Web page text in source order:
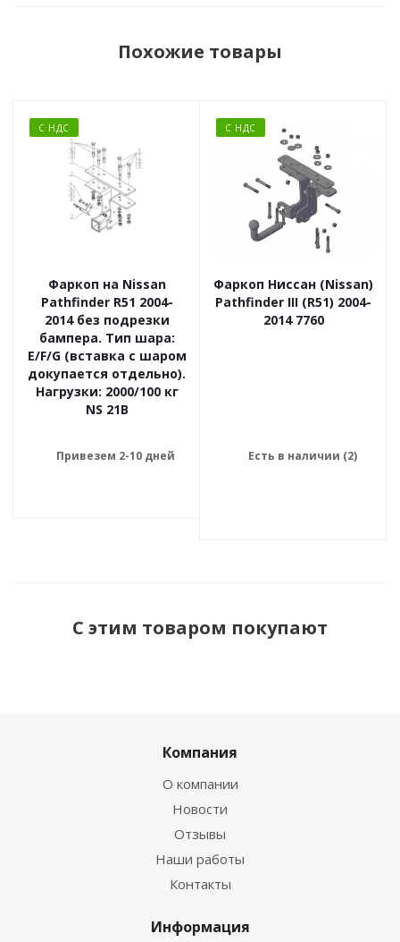
Похожие товары
С НДС
Фаркоп на Nissan
Pathfinder R51 2004-
2014 без подрезки
бампера. Тип шара:
E/F/G (вставка с шаром
докупается отдельно).
Нагрузки: 2000/100 кг
NS 21B
Привезем 2-10 дней
С НДС
Фаркоп Ниссан (Nissan)
Pathfinder III (R51) 2004-
2014 7760
Есть в наличии (2)
С этим товаром покупают
Компания
О компании
Новости
Отзывы
Наши работы
Контакты
Информация